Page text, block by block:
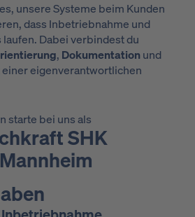
unsere Systeme beim Kunden
dass Inbetriebnahme und
Dabei verbindest du
, Dokumentation und
einer eigenverantwortlichen
starte bei uns als
SHK